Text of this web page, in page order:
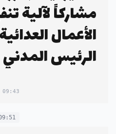
مشاركاً لآلية
الرئيس المدني
09:43